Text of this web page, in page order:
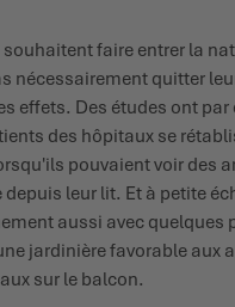
faire entrer la
nécessairement quitter
effets. Des études ont par
des hôpitaux se
pouvaient voir des
depuis leur lit. Et à petite
aussi avec quelques
jardinière favorable aux
sur le balcon.